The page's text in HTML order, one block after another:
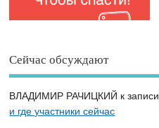
Сейчас обсуждают
ВЛАДИМИР РАЧИЦКИЙ к записи
и где участники сейчас